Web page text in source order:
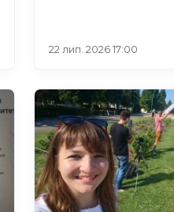
22 лип. 2026 17:00